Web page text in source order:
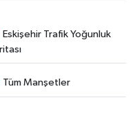
Eskişehir Trafik Yoğunluk
Tüm Manşetler